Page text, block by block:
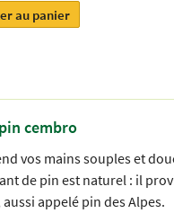
au panier
cembro
vos mains souples et
de pin est naturel : il
appelé pin des Alpes.